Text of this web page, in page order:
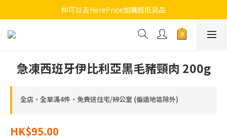
🚚 買滿4件免運費
仲可以去HerePrice加購超抵貨品
🚚 買滿4件免運費
急凍西班牙伊比利亞黑毛豬頸肉 200g
全店，全單滿4件，免費送住宅/辨公室 (偏遠地區除外)
HK$95.00